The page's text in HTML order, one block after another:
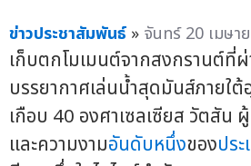
ข่าวประชาสัมพันธ์ » จันทร์ 20 เมษา
เก็บตกโมเมนต์จากสงกรานต์ที่
บรรยากาศเล่นน้ำสุดมันส์ภายใ
เกือบ 40 องศาเซลเซียส วัตสัน
และความงามอันดับหนึ่งของปร